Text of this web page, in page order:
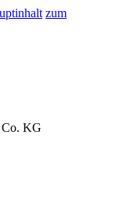
zum
KG